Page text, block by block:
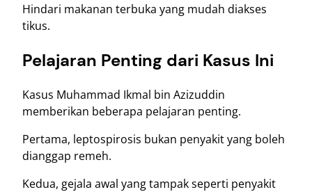
Hindari makanan terbuka yang mudah diakses
tikus.
Pelajaran Penting dari Kasus Ini
Kasus Muhammad Ikmal bin Azizuddin
memberikan beberapa pelajaran penting.
Pertama, leptospirosis bukan penyakit yang boleh
dianggap remeh.
Kedua, gejala awal yang tampak seperti penyakit